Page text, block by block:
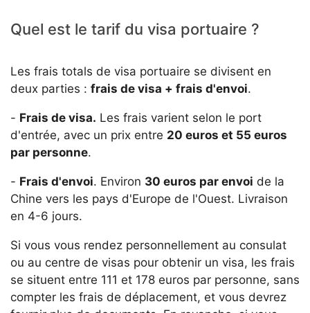
Quel est le tarif du visa portuaire ?
Les frais totals de visa portuaire se divisent en
deux parties : frais de visa + frais d'envoi.
- Frais de visa. Les frais varient selon le port
d'entrée, avec un prix entre 20 euros et 55 euros
par personne.
- Frais d'envoi. Environ 30 euros par envoi de la
Chine vers les pays d'Europe de l'Ouest. Livraison
en 4-6 jours.
Si vous vous rendez personnellement au consulat
ou au centre de visas pour obtenir un visa, les frais
se situent entre 111 et 178 euros par personne, sans
compter les frais de déplacement, et vous devrez